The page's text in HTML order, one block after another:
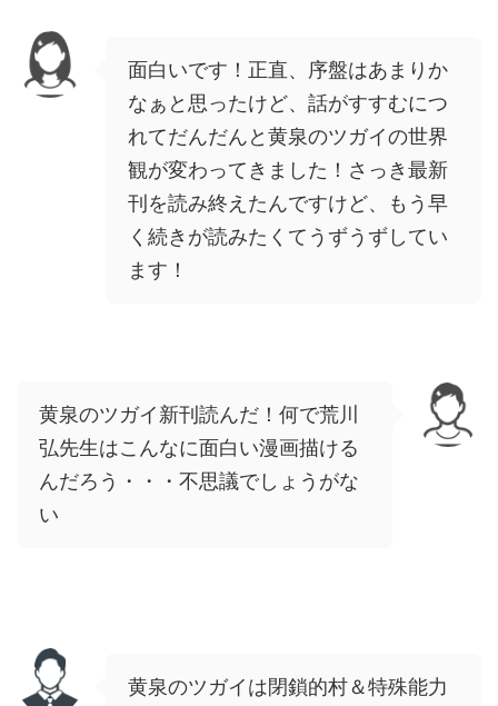
面白いです！正直、序盤はあまりか
なぁと思ったけど、話がすすむにつ
れてだんだんと黄泉のツガイの世界
観が変わってきました！さっき最新
刊を読み終えたんですけど、もう早
く続きが読みたくてうずうずしてい
ます！
黄泉のツガイ新刊読んだ！何で荒川
弘先生はこんなに面白い漫画描ける
んだろう・・・不思議でしょうがな
い
黄泉のツガイは閉鎖的村＆特殊能力